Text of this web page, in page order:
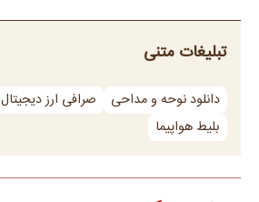
تبلیغات متنی
دانلود نوحه و مداحی صرافی ارز دیجیتال
بلیط هواپیما